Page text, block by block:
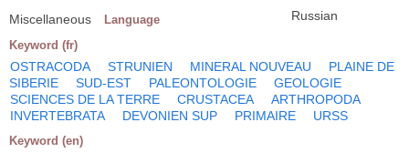
Miscellaneous Language Russian
Keyword (fr)
OSTRACODA STRUNIEN MINERAL NOUVEAU
PLAINE DE
SIBERIE
SUD-EST PALEONTOLOGIE
GEOLOGIE
SCIENCES DE LA TERRE
CRUSTACEA
ARTHROPODA
INVERTEBRATA
DEVONIEN SUP PRIMAIRE URSS
Keyword (en)